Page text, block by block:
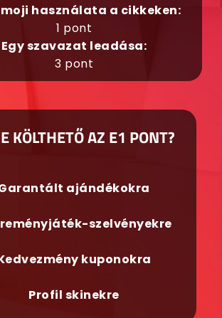
használata a cikkeken:
1 pont
Egy szavazat leadása:
3 pont
KÖLTHETŐ AZ E1 PONT?
ajándékokra
szelvényekre
kuponokra
Profil skinekre